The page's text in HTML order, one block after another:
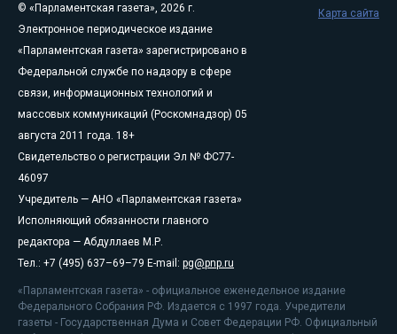
© «Парламентская газета», 2026 г.
Электронное периодическое издание
«Парламентская газета» зарегистрировано в
Федеральной службе по надзору в сфере
связи, информационных технологий и
массовых коммуникаций (Роскомнадзор) 05
августа 2011 года. 18+
Свидетельство о регистрации Эл № ФС77-
46097
Учредитель — АНО «Парламентская газета»
Исполняющий обязанности главного
редактора — Абдуллаев М.Р.
Тел.: +7 (495) 637–69–79 E-mail: pg@pnp.ru
«Парламентская газета» - официальное еженедельное издание
Федерального Собрания РФ. Издается с 1997 года. Учредители
газеты - Государственная Дума и Совет Федерации РФ. Официальный
Карта сайта